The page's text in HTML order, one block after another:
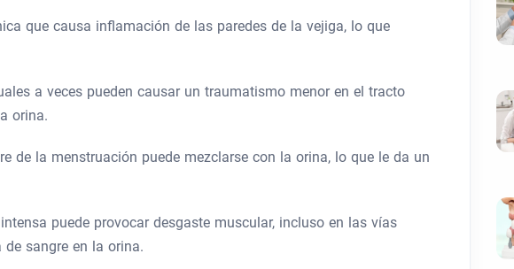
que causa inflamación de las paredes de la vejiga, lo que
a veces pueden causar un traumatismo menor en el tracto
orina.
de la menstruación puede mezclarse con la orina, lo que le da un
puede provocar desgaste muscular, incluso en las vías
sangre en la orina.